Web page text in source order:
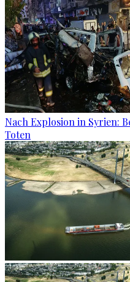
Nach Explosion in Syrien:
Toten